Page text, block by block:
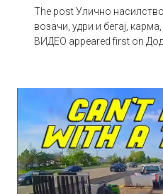
The post Улично
возачи, удри и бегај,
ВИДЕО appeared first on